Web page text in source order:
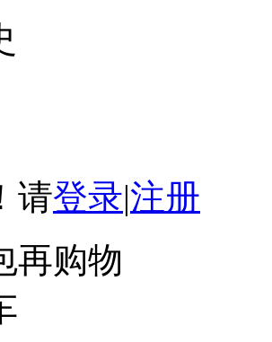
请登录|注册
再购物